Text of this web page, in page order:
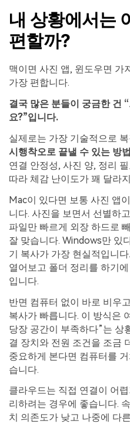
내 상황에서는
편할까?
맥이면 사진 앱, 윈도우면 가
가장 편합니다.
결국 많은 분들이 궁금한 건
요?”입니다.
실제로는 가장 기술적으로
시행착오로 끝낼 수 있는 방법
연결 안정성, 사진 양, 정리
따라 체감 난이도가 꽤 달라
Mac이 있다면 보통 사진 앱
니다. 사진을 보면서 선별하
파일만 빠르게 외장 하드로
잘 맞습니다. Windows만 있
기 복사가 가장 현실적입니
열어보고 폴더 정리를 하기
입니다.
반면 컴퓨터 없이 바로 비우
복사가 빠릅니다. 이 방식은
당장 공간이 부족하다”는 상
결 장치와 전원 조건을 조금
중요하게 본다면 컴퓨터를
습니다.
클라우드는 직접 연결이 어
리하려는 경우에 좋습니다.
치 의존도가 낮고 나중에 다